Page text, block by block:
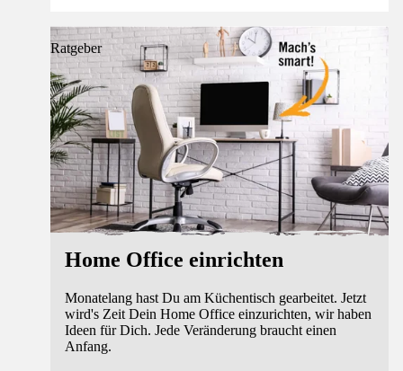
Ratgeber
Home Office einrichten
Monatelang hast Du am Küchentisch gearbeitet. Jetzt
wird's Zeit Dein Home Office einzurichten, wir haben
Ideen für Dich. Jede Veränderung braucht einen
Anfang.